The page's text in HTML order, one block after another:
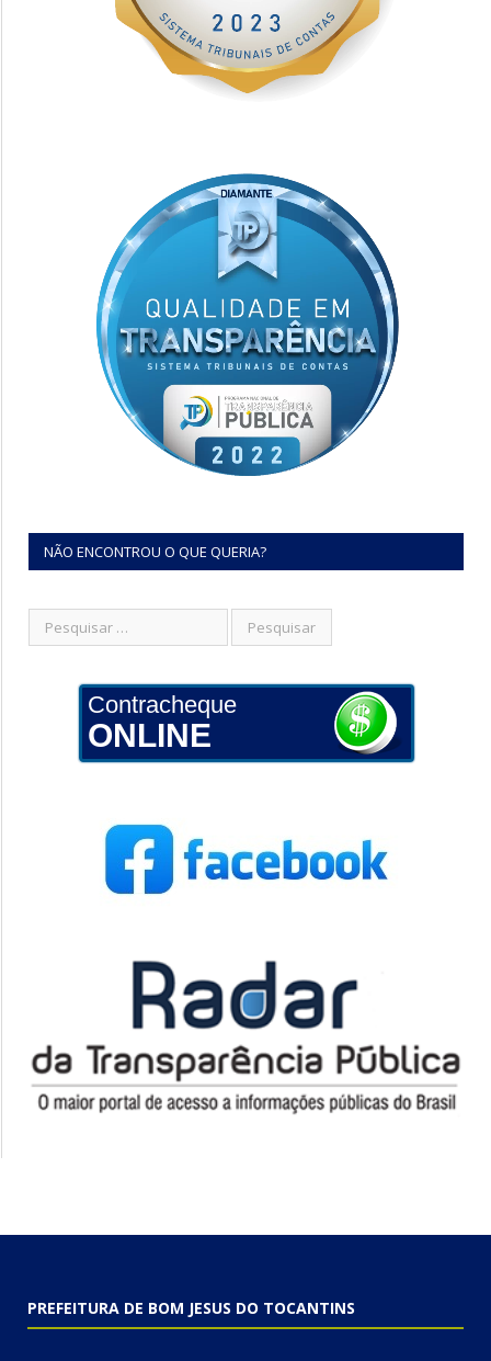
NÃO ENCONTROU O QUE QUERIA?
Contracheque
ONLINE
PREFEITURA DE BOM JESUS DO TOCANTINS